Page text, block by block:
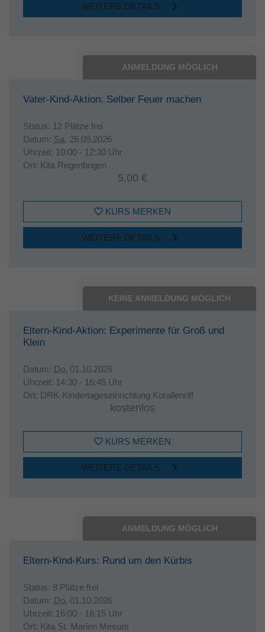
WEITERE DETAILS
ANMELDUNG MÖGLICH
Vater-Kind-Aktion: Selber Feuer machen
Status: 12 Plätze frei
Datum: Sa. 26.09.2026
Uhrzeit: 10:00 - 12:30 Uhr
Ort: Kita Regenbogen
5,00 €
KURS MERKEN
WEITERE DETAILS
KEINE ANMELDUNG MÖGLICH
Eltern-Kind-Aktion: Experimente für Groß und
Klein
Datum: Do. 01.10.2026
Uhrzeit: 14:30 - 16:45 Uhr
Ort: DRK-Kindertageseinrichtung Korallenriff
kostenlos
KURS MERKEN
WEITERE DETAILS
ANMELDUNG MÖGLICH
Eltern-Kind-Kurs: Rund um den Kürbis
Status: 8 Plätze frei
Datum: Do. 01.10.2026
Uhrzeit: 16:00 - 18:15 Uhr
Ort: Kita St. Marien Mesum